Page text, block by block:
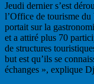
Jeudi dernier s’est
l’Office de tourisme
portait sur la
et a attiré plus 70
de structures
but est qu’ils se
échanges », explique